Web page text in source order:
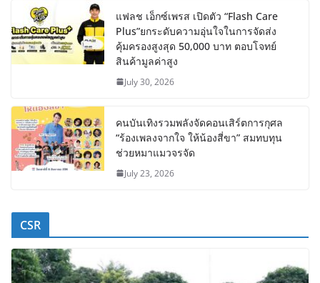
แฟลช เอ็กซ์เพรส เปิดตัว “Flash Care
Plus”ยกระดับความอุ่นใจในการจัดส่ง
คุ้มครองสูงสุด 50,000 บาท ตอบโจทย์
สินค้ามูลค่าสูง
July 30, 2026
คนบันเทิงรวมพลังจัดคอนเสิร์ตการกุศล
“ร้องเพลงจากใจ ให้น้องสี่ขา” สมทบทุน
ช่วยหมาแมวจรจัด
July 23, 2026
CSR